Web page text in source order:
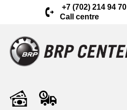
+7 (702) 214 94 70
Call centre